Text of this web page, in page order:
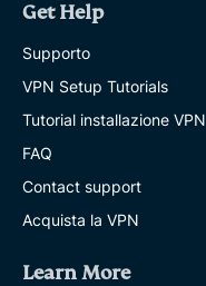
Get Help
Supporto
VPN Setup Tutorials
Tutorial installazione VPN
FAQ
Contact support
Acquista la VPN
Learn More